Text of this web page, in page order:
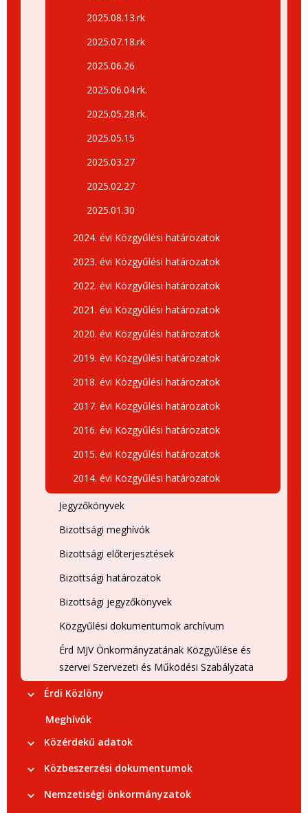
2025.08.13.rk
2025.07.18.rk
2025.06.26
2025.06.04.rk.
2025.05.28.rk.
2025.05.15
2025.03.27
2025.02.27
2025.01.30
2024. évi Közgyűlési határozatok
2023. évi Közgyűlési határozatok
2022. évi Közgyűlési határozatok
2021. évi Közgyűlési határozatok
2020. évi Közgyűlési határozatok
2019. évi Közgyűlési határozatok
2018. évi Közgyűlési határozatok
2017. évi Közgyűlési határozatok
2016. évi Közgyűlési határozatok
2015. évi Közgyűlési határozatok
2014. évi Közgyűlési határozatok
Jegyzőkönyvek
Bizottsági meghívók
Bizottsági előterjesztések
Bizottsági határozatok
Bizottsági jegyzőkönyvek
Közgyűlési dokumentumok archívum
Érd MJV Önkormányzatának Közgyűlése és
szervei Szervezeti és Működési Szabályzata
Érdi Közlöny
Meghívók
Közérdekű adatok
Közbeszerzési dokumentumok
Nemzetiségi önkormányzatok